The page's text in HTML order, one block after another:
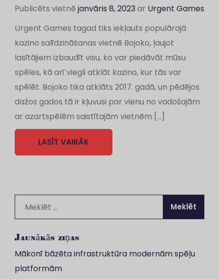
Publicēts vietnē janvāris 8, 2023 ar Urgent Games
Urgent Games tagad tiks iekļauts populārajā
kazino salīdzināšanas vietnē Bojoko, ļaujot
lasītājiem izbaudīt visu, ko var piedāvāt mūsu
spēles, kā arī viegli atklāt kazino, kur tās var
spēlēt. Bojoko tika atklāts 2017. gadā, un pēdējos
dažos gados tā ir kļuvusi par vienu no vadošajām
ar azartspēlēm saistītajām vietnēm […]
LASĪT VAIRĀK
Meklēt:
Jaunākās ziņas
Mākonī bāzēta infrastruktūra modernām spēļu
platformām